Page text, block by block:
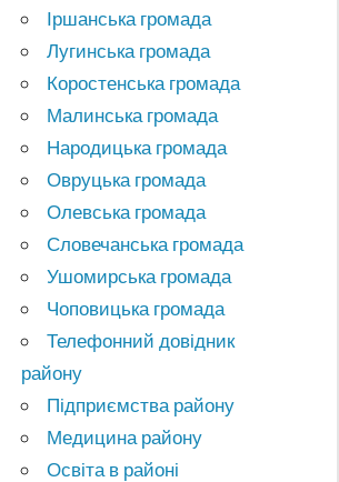
Іршанська громада
Лугинська громада
Коростенська громада
Малинська громада
Народицька громада
Овруцька громада
Олевська громада
Словечанська громада
Ушомирська громада
Чоповицька громада
Телефонний довідник
району
Підприємства району
Медицина району
Освіта в районі